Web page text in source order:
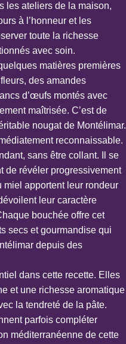
les ateliers de la maison,
à l’honneur et les
toute la richesse
avec soin.
matières premières
des amandes
d’œufs montés avec
maîtrisée. C’est de
nougat de Montélimar.
reconnaissable.
sans être collant. Il se
de révéler progressivement
miel apportent leur rondeur
leur caractère
bouchée offre cet
secs et gourmandise qui
depuis des
dans cette recette. Elles
et une richesse aromatique
la tendreté de la pâte.
parfois compléter
méditerranéenne de cette